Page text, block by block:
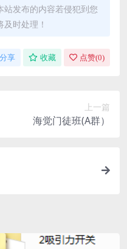
站发布的内容若侵犯到您
时处理！
分享 收藏 点赞(0)
上一篇
海觉门徒班(A群）